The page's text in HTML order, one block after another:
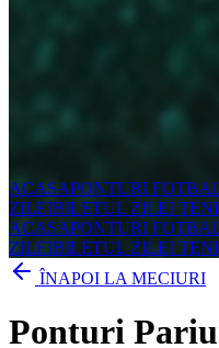
ACASAPONTURI
ZILEIBILETUL ZILEI
ACASAPONTURI
ZILEIBILETUL ZILEI
ÎNAPOI LA MECIURI
Ponturi